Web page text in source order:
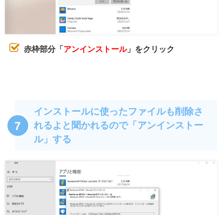
赤枠部分「 アンインストール」をクリック
7
インストールに使ったファイルも削除さ
れるよと聞かれるので「アンインストー
ル」する